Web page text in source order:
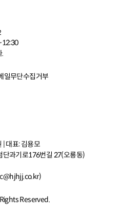
| 대표: 김용모
단과기로176번길 27(오룡동)
Reserved.
.
일무단수집거부